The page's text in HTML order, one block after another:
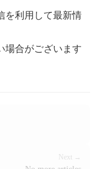
を利用して最新情
合がございます
Next →